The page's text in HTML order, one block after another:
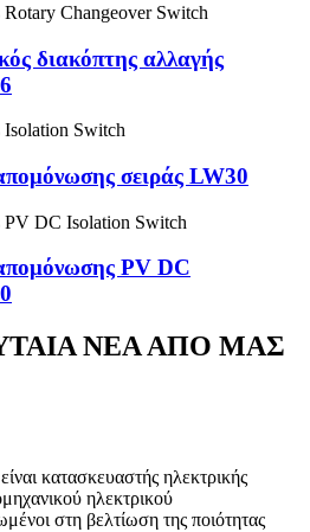
διακόπτης αλλαγής
σειράς LW30
PV DC
ΝΕΑ ΑΠΟ ΜΑΣ
κατασκευαστής ηλεκτρικής
ηλεκτρικού
στη βελτίωση της ποιότητας